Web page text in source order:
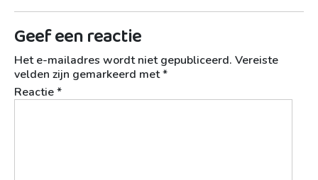
Geef een reactie
Het e-mailadres wordt niet gepubliceerd. Vereiste
velden zijn gemarkeerd met*
Reactie*